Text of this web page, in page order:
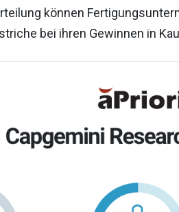
können
bei ihren Gewinnen in